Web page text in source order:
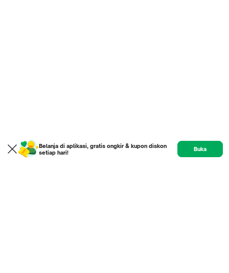
Belanja di aplikasi, gratis ongkir & kupon diskon
setiap hari!
Buka